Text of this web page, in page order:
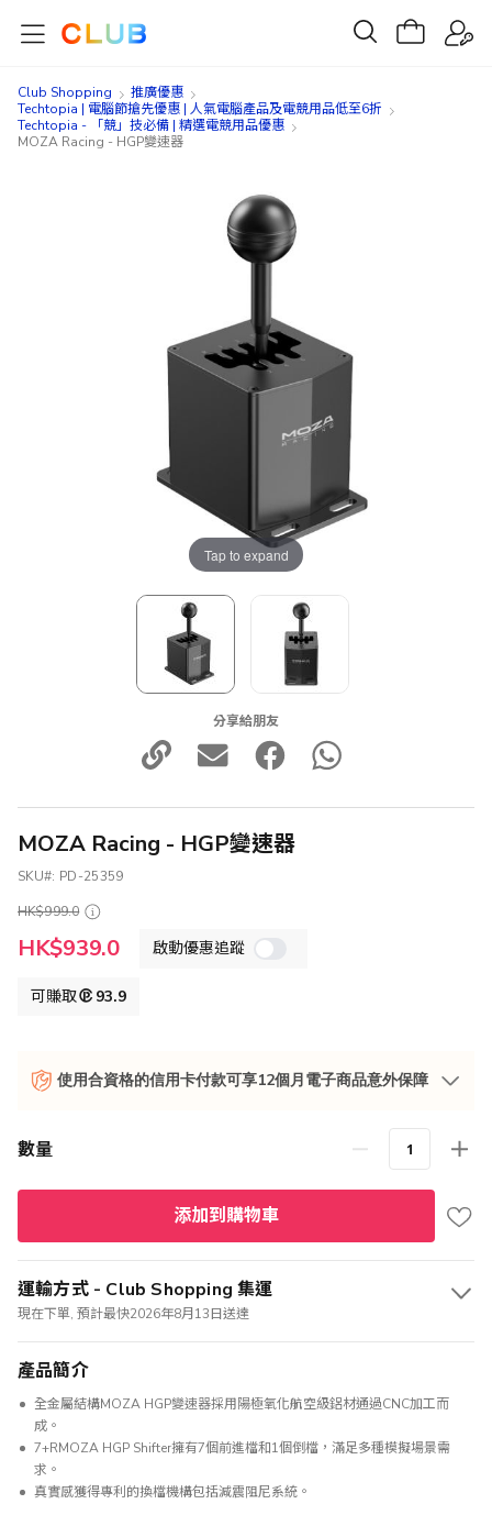
Club Shopping
推廣優惠
Techtopia | 電腦節搶先優惠 | 人氣電腦產品及電競用品低至6折
Techtopia - 「競」技必備 | 精選電競用品優惠
MOZA Racing - HGP變速器
Tap to expand
分享給朋友
MOZA Racing - HGP變速器
SKU
PD-25359
HK$999.0
特
殊
HK$939.0 啟動優惠追蹤
可賺取 93.9
使用合資格的信用卡付款可享12個月電子商品意外保障
數量
添加到購物車
運輸方式 - Club Shopping 集運
現在下單, 預計最快2026年8月13日送達
產品簡介
全金屬結構MOZA HGP變速器採用陽極氧化航空級鋁材通過CNC加工而
成。
7+RMOZA HGP Shifter擁有7個前進檔和1個倒檔，滿足多種模擬場景需
求。
真實感獲得專利的換檔機構包括減震阻尼系統。